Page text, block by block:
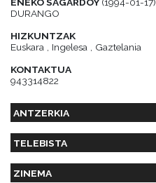
ENEKO SAGARDOY(1994-01-17)
DURANGO
HIZKUNTZAK
Euskara , Ingelesa , Gaztelania
KONTAKTUA
943314822
ANTZERKIA
TELEBISTA
ZINEMA